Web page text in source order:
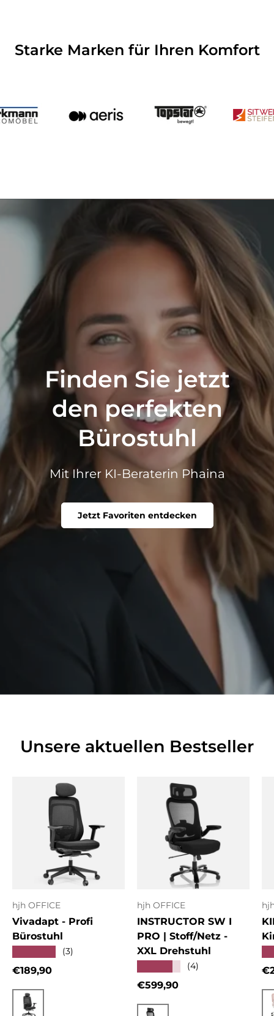
Starke Marken für Ihren Komfort
Finden Sie jetzt
den perfekten
Bürostuhl
Mit Ihrer KI-Beraterin Phaina
Jetzt Favoriten entdecken
Unsere aktuellen Bestseller
hjh OFFICE
Vivadapt - Profi
Bürostuhl
(3)
Normaler Preis
€189,90
hjh OFFICE
INSTRUCTOR SW I
PRO | Stoff/Netz -
XXL Drehstuhl
(4)
Normaler Preis
€599,90